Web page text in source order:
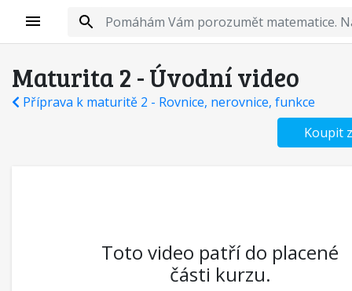
Maturita 2 - Úvodní video
Příprava k maturitě 2 - Rovnice, nerovnice, funkce
Koupit
Toto video patří do placené
části kurzu.